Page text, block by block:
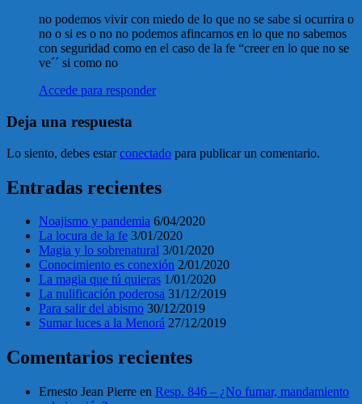
no podemos vivir con miedo de lo que no se sabe si ocurrira o
no o si es o no no podemos afincarnos en lo que no sabemos
con seguridad como en el caso de la fe “creer en lo que no se
ve´´ si como no
Accede para responder
Deja una respuesta
Lo siento, debes estarconectado para publicar un comentario.
Entradas recientes
Noajismo y pandemia 6/04/2020
La locura de la fe 3/01/2020
Magia y lo sobrenatural 3/01/2020
Conocimiento es conexión 2/01/2020
La magia que tú quieras 1/01/2020
La nulificación poderosa 31/12/2019
Para salir del abismo 30/12/2019
Sumar luces a la Menorá 27/12/2019
Comentarios recientes
Ernesto Jean Pierre en Resp. 846 – ¿No fumar, mandamiento